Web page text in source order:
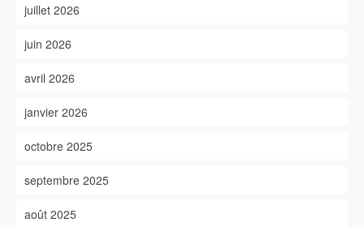
juillet 2026
juin 2026
avril 2026
janvier 2026
octobre 2025
septembre 2025
août 2025